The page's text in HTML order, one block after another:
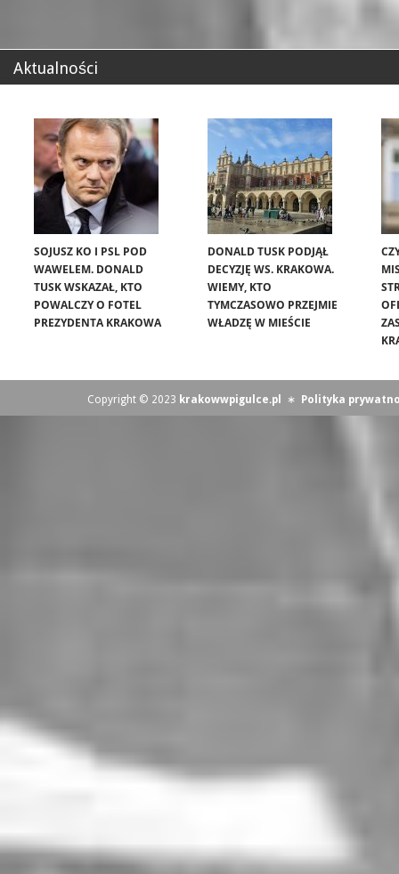
Aktualności
SOJUSZ KO I PSL POD
WAWELEM. DONALD
TUSK WSKAZAŁ, KTO
POWALCZY O FOTEL
PREZYDENTA KRAKOWA
DONALD TUSK PODJĄŁ
DECYZJĘ WS. KRAKOWA.
WIEMY, KTO
TYMCZASOWO PRZEJMIE
WŁADZĘ W MIEŚCIE
Copyright © 2023 krakowwpigulce.pl ∗ Polityka